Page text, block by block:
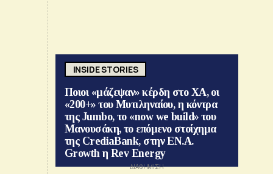
INSIDE STORIES
Ποιοι «μάζεψαν» κέρδη στο ΧΑ, οι
«200+» του Μυτιληναίου, η κόντρα
της Jumbo, το «now we build» του
Μανουσάκη, το επόμενο στοίχημα
της CrediaBank, στην ΕΝ.Α.
Growth η Rev Energy